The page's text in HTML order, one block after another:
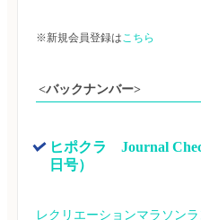
※新規会員登録はこちら
<バックナンバー>
ヒポクラ　Journal
日号）
レクリエーションマラソン